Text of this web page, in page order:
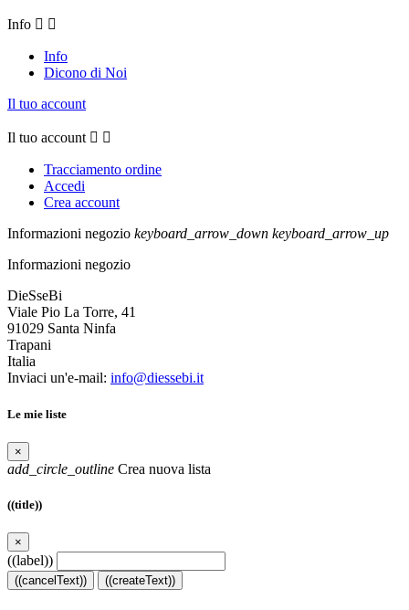
Info  
Info
Dicono di Noi
Il tuo account
Il tuo account  
Tracciamento ordine
Accedi
Crea account
Informazioni negozio keyboard_arrow_down keyboard_arrow_up
Informazioni negozio
DieSseBi
Viale Pio La Torre, 41
91029 Santa Ninfa
Trapani
Italia
Inviaci un'e-mail: info@diessebi.it
Le mie liste
×
add_circle_outline Crea nuova lista
((title))
×
((label))
((cancelText)) ((createText))